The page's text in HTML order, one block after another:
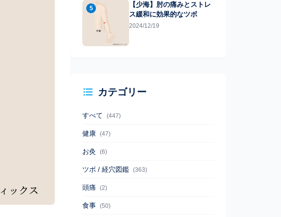
5
【少海】肘の痛みとストレ
ス緩和に効果的なツボ
2024/12/19
カテゴリー
すべて (447)
健康 (47)
お灸 (6)
ツボ / 経穴図鑑 (363)
頭痛 (2)
食事 (50)